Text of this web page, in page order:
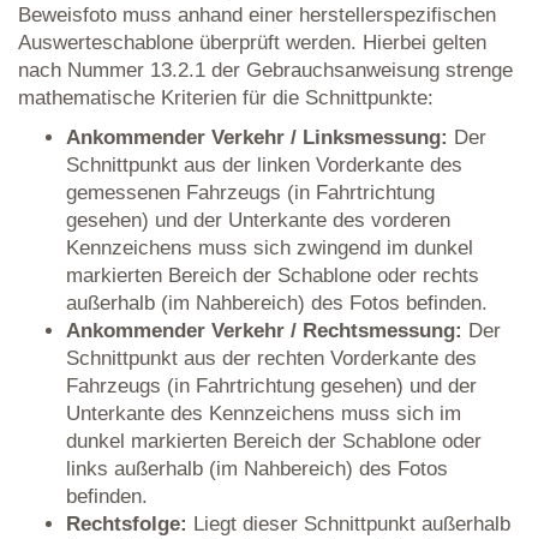
Beweisfoto muss anhand einer herstellerspezifischen
Auswerteschablone überprüft werden. Hierbei gelten
nach Nummer 13.2.1 der Gebrauchsanweisung strenge
mathematische Kriterien für die Schnittpunkte:
Ankommender Verkehr / Linksmessung: Der
Schnittpunkt aus der linken Vorderkante des
gemessenen Fahrzeugs (in Fahrtrichtung
gesehen) und der Unterkante des vorderen
Kennzeichens muss sich zwingend im dunkel
markierten Bereich der Schablone oder rechts
außerhalb (im Nahbereich) des Fotos befinden.
Ankommender Verkehr / Rechtsmessung: Der
Schnittpunkt aus der rechten Vorderkante des
Fahrzeugs (in Fahrtrichtung gesehen) und der
Unterkante des Kennzeichens muss sich im
dunkel markierten Bereich der Schablone oder
links außerhalb (im Nahbereich) des Fotos
befinden.
Rechtsfolge: Liegt dieser Schnittpunkt außerhalb